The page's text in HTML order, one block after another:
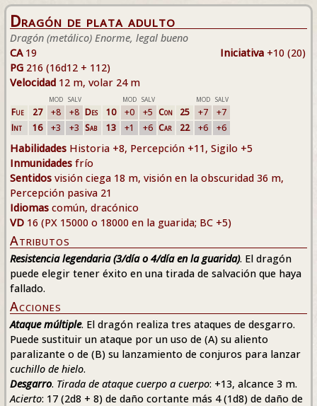
Dragón de plata adulto
Dragón (metálico) Enorme, legal bueno
Iniciativa +10 (20)
CA19
PG 216 (16d12 + 112)
Velocidad 12 m, volar 24 m
MOD SALV MOD SALV MOD SALV
Fue 27 +8 +8 Des 10 +0 +5 Con 25 +7
+7
Int
16 +3 +3 Sab 13 +1 +6 Car 22 +6 +6
Habilidades Historia +8, Percepción +11, Sigilo +5
Inmunidades frío
Sentidos visión ciega 18 m, visión en la obscuridad 36 m,
Percepción pasiva 21
Idiomas común, dracónico
VD 16 (PX 15000 o 18000 en la guarida; BC +5)
Atributos
Resistencia legendaria (3/día o 4/día en la guarida). El dragón
puede elegir tener éxito en una tirada de salvación que haya
fallado.
Acciones
Ataque múltiple. El dragón realiza tres ataques de desgarro.
Puede sustituir un ataque por un uso de (A) su aliento
paralizante o de (B) su lanzamiento de conjuros para lanzar
cuchillo de hielo.
Desgarro. Tirada de ataque cuerpo a cuerpo: +13, alcance 3 m.
Acierto: 17 (2d8 + 8) de daño cortante más 4 (1d8) de daño de